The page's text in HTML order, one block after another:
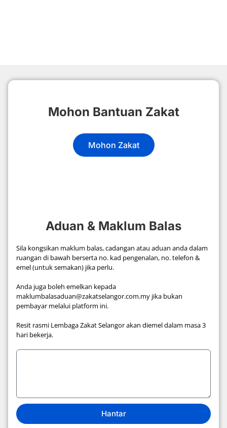
Mohon Bantuan Zakat
Mohon Zakat
Aduan & Maklum Balas
Sila kongsikan maklum balas, cadangan atau aduan anda dalam
ruangan di bawah berserta no. kad pengenalan, no. telefon &
emel (untuk semakan) jika perlu.
Anda juga boleh emelkan kepada
maklumbalasaduan@zakatselangor.com.my jika bukan
pembayar melalui platform ini.
Resit rasmi Lembaga Zakat Selangor akan diemel dalam masa 3
hari bekerja.
Hantar